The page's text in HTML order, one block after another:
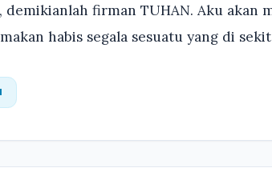
demikianlah firman TUHAN. Aku akan
habis segala sesuatu yang di